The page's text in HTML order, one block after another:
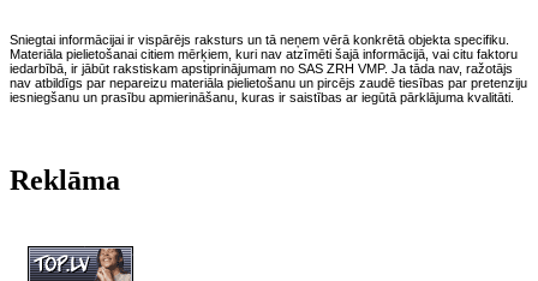
Sniegtai informācijai ir vispārējs raksturs un tā neņem vērā konkrētā objekta specifiku.
Materiāla pielietošanai citiem mērķiem, kuri nav atzīmēti šajā informācijā, vai citu faktoru
iedarbībā, ir jābūt rakstiskam apstiprinājumam no SAS ZRH VMP. Ja tāda nav, ražotājs
nav atbildīgs par nepareizu materiāla pielietošanu un pircējs zaudē tiesības par pretenziju
iesniegšanu un prasību apmierināšanu, kuras ir saistības ar iegūtā pārklājuma kvalitāti.
Reklāma